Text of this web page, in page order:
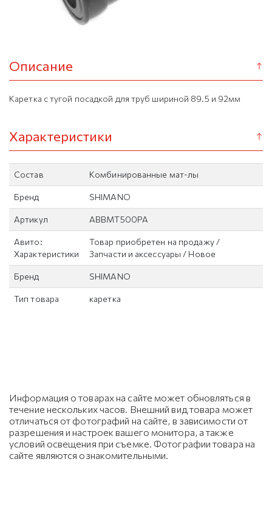
Описание
Каретка с тугой посадкой для труб шириной 89.5 и 92мм
Характеристики
Состав Комбинированные мат-лы
Бренд SHIMANO
Артикул ABBMT500PA
Авито:
Характеристики
Товар приобретен на продажу /
Запчасти и аксессуары / Новое
Бренд SHIMANO
Тип товара каретка
Информация о товарах на сайте может обновляться в
течение нескольких часов. Внешний вид товара может
отличаться от фотографий на сайте, в зависимости от
разрешения и настроек вашего монитора, а также
условий освещения при съемке. Фотографии товара на
сайте являются ознакомительными.